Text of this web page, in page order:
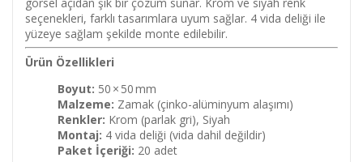
seçenekleri, farklı tasarımlara uyum sağlar. 4 vida deliği ile
yüzeye sağlam şekilde monte edilebilir.
Ürün Özellikleri
Boyut: 50 × 50 mm
Malzeme: Zamak (çinko-alüminyum alaşımı)
Renkler: Krom (parlak gri), Siyah
Montaj: 4 vida deliği (vida dahil değildir)
Paket İçeriği: 20 adet